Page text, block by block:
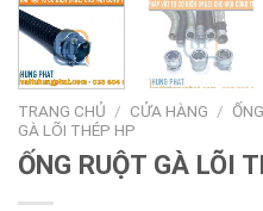
TRANG CHỦ / CỬA HÀNG /
GÀ LÕI THÉP HP
ỐNG RUỘT GÀ LÕI